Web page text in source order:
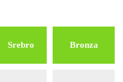
Srebro Bronza